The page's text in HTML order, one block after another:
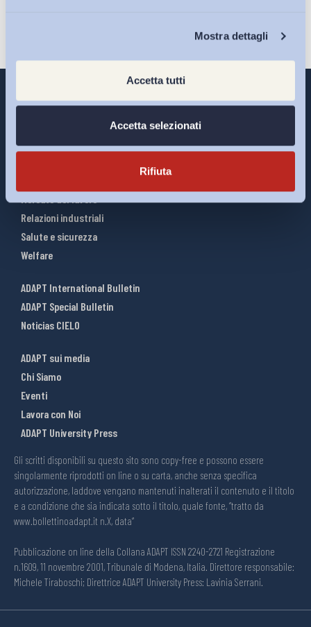
Mostra dettagli
Accetta tutti
Accetta selezionati
Rifiuta
Interventi ADAPT
Relazioni industriali
Salute e sicurezza
Welfare
ADAPT International Bulletin
ADAPT Special Bulletin
Noticias CIELO
ADAPT sui media
Chi Siamo
Eventi
Lavora con Noi
ADAPT University Press
Gli scritti disponibili su questo sito sono copy-free e possono essere
singolarmente riprodotti on line o su carta, anche senza specifica
autorizzazione, laddove vengano mantenuti inalterati il contenuto e il titolo
e a condizione che sia indicata sotto il titolo, quale fonte, “tratto da
www.bollettinoadapt.it n.X, data“
Pubblicazione on line della Collana ADAPT ISSN 2240-2721 Registrazione
n.1609, 11 novembre 2001, Tribunale di Modena, Italia. Direttore responsabile:
Michele Tiraboschi; Direttrice ADAPT University Press: Lavinia Serrani.